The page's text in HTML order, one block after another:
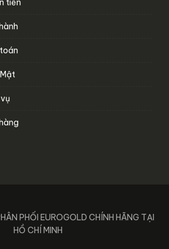
tiền
PHỐI EUROGOLD CHÍNH HÃNG TẠI
HỒ CHÍ MINH